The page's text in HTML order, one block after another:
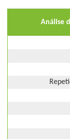
Análise